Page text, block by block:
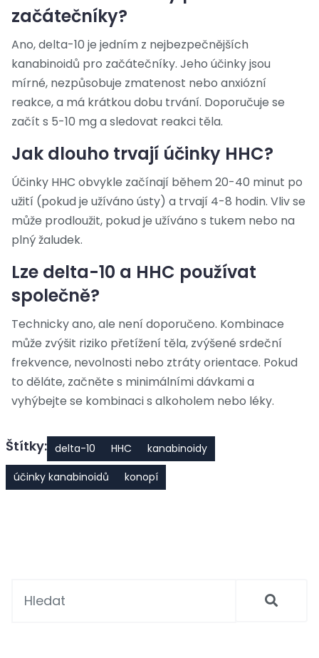
začátečníky?
Ano, delta-10 je jedním z nejbezpečnějších
kanabinoidů pro začátečníky. Jeho účinky jsou
mírné, nezpůsobuje zmatenost nebo anxiózní
reakce, a má krátkou dobu trvání. Doporučuje se
začít s 5-10 mg a sledovat reakci těla.
Jak dlouho trvají účinky HHC?
Účinky HHC obvykle začínají během 20-40 minut po
užití (pokud je užíváno ústy) a trvají 4-8 hodin. Vliv se
může prodloužit, pokud je užíváno s tukem nebo na
plný žaludek.
Lze delta-10 a HHC používat
společně?
Technicky ano, ale není doporučeno. Kombinace
může zvýšit riziko přetížení těla, zvýšené srdeční
frekvence, nevolnosti nebo ztráty orientace. Pokud
to děláte, začněte s minimálními dávkami a
vyhýbejte se kombinaci s alkoholem nebo léky.
Štítky: delta-10 HHC
kanabinoidy
účinky kanabinoidů
konopí